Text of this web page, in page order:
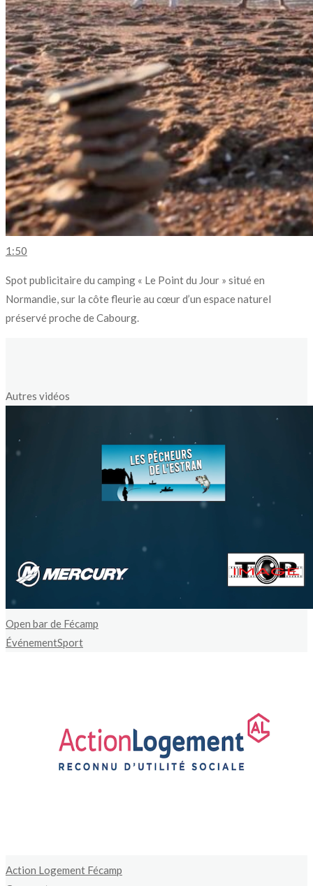
1:50
Spot publicitaire du camping « Le Point du Jour » situé en
Normandie, sur la côte fleurie au cœur d’un espace naturel
préservé proche de Cabourg.
Autres vidéos
Open bar de Fécamp
ÉvénementSport
Action Logement Fécamp